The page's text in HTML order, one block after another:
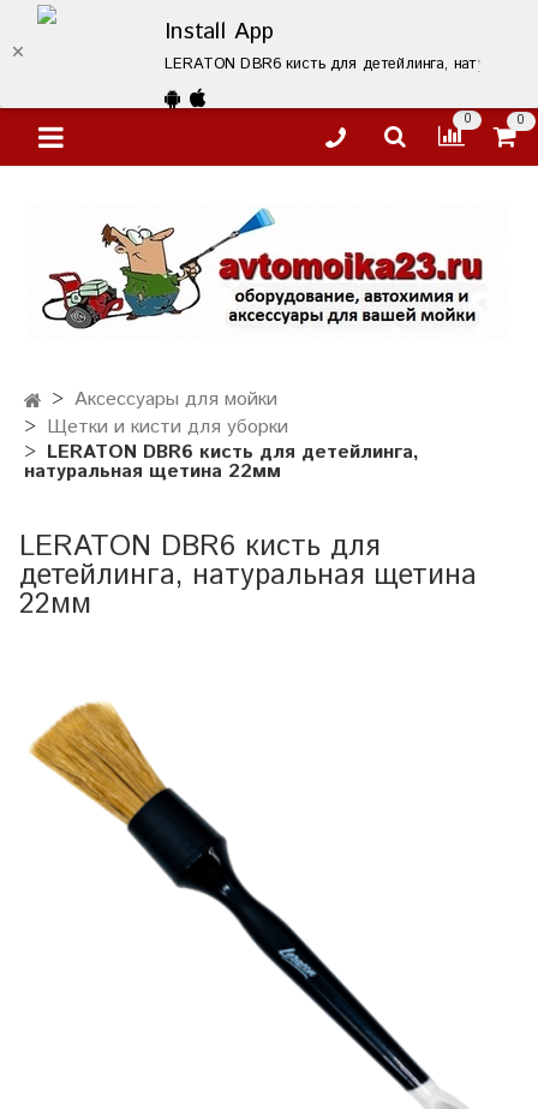
Install App
LERATON DBR6 кисть для детейлинга,
0 0
Аксессуары для мойки
Щетки и кисти для уборки
LERATON DBR6 кисть для детейлинга,
натуральная щетина 22мм
LERATON DBR6 кисть для
детейлинга, натуральная щетина
22мм